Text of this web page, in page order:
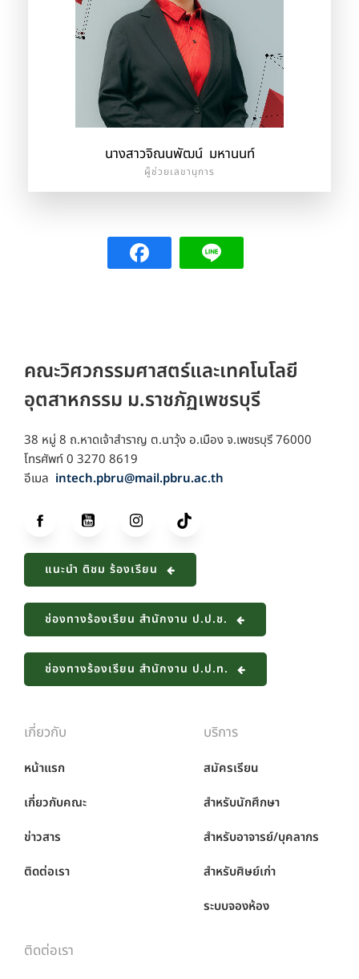
นางสาวจิณนพัฒน์ มหานนท์
ผู็ช่วยเลขานุการ
คณะวิศวกรรมศาสตร์และเทคโนโลยี
อุตสาหกรรม ม.ราชภัฏเพชรบุรี
38 หมู่ 8 ถ.หาดเจ้าสำราญ ต.นาวุ้ง อ.เมือง จ.เพชรบุรี 76000
โทรศัพท์ 0 3270 8619
อีเมล intech.pbru@mail.pbru.ac.th
แนะนำ ติชม ร้องเรียน
ช่องทางร้องเรียน สำนักงาน ป.ป.ช.
ช่องทางร้องเรียน สำนักงาน ป.ป.ท.
เกี่ยวกับ
หน้าแรก
เกี่ยวกับคณะ
ข่าวสาร
ติดต่อเรา
บริการ
สมัครเรียน
สำหรับนักศึกษา
สำหรับอาจารย์/บุคลากร
สำหรับศิษย์เก่า
ระบบจองห้อง
ติดต่อเรา